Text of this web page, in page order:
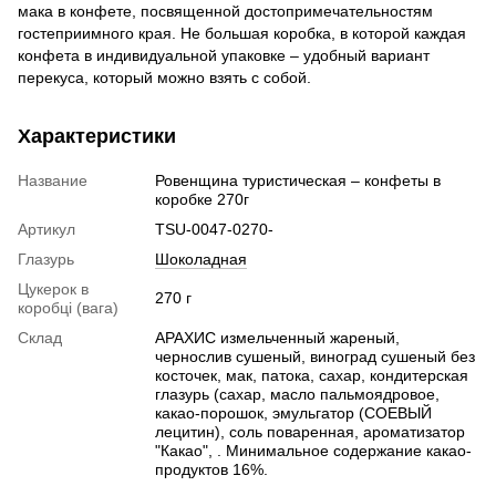
мака в конфете, посвященной достопримечательностям
гостеприимного края. Не большая коробка, в которой каждая
конфета в индивидуальной упаковке – удобный вариант
перекуса, который можно взять с собой.
Характеристики
Название
Ровенщина туристическая – конфеты в
коробке 270г
Артикул
TSU-0047-0270-
Глазурь
Шоколадная
Цукерок в
коробці (вага)
270 г
Склад
АРАХИС измельченный жареный,
чернослив сушеный, виноград сушеный без
косточек, мак, патока, сахар, кондитерская
глазурь (сахар, масло пальмоядровое,
какао-порошок, эмульгатор (СОЕВЫЙ
лецитин), соль поваренная, ароматизатор
"Какао", . Минимальное содержание какао-
продуктов 16%.